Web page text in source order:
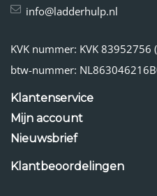
info@ladderhulp.nl
KVK nummer: KVK 83952756
btw-nummer:
Klantenservice
Mijn account
Nieuwsbrief
Klantbeoordelingen